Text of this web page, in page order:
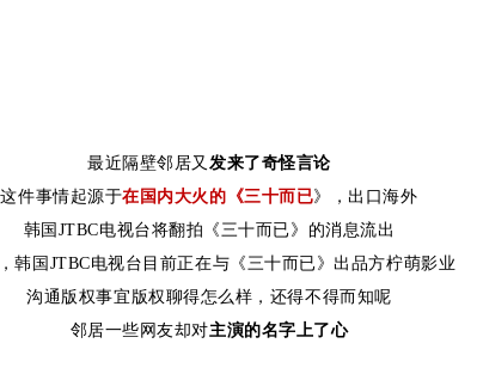
最近隔壁邻居又 发来了奇怪言论
这件事情起源于在国内大火的《三十而已》，出口海外
韩国JTBC电视台将翻拍《三十而已》的消息流出
韩国JTBC电视台目前正在与《三十而已》出品方柠萌影业
沟通版权事宜 版权聊得怎么样，还得不得而知呢
邻居一些网友却对主演的名字上了心